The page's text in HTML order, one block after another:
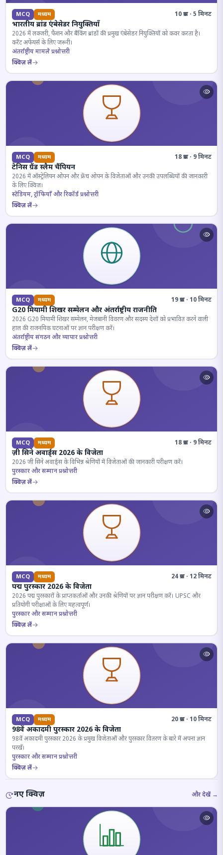
MCQ मध्यम 10 प्रश्न · 5 मिनट
भारतीय ब्रांड एंबेसेडर नियुक्तियाँ
2026 में लक्जरी, फैशन और बैंकिंग ब्रांडों की प्रमुख एंबेसेडर नियुक्तियों को कवर करता है।
करेंट अफेयर्स के लिए जरूरी।
अंतर्राष्ट्रीय मामले प्रश्नोत्तरी
क्विज़ लें
MCQ मध्यम 18 प्रश्न · 9 मिनट
टेनिस ग्रैंड स्लैम चैंपियन
2026 में ऑस्ट्रेलियन ओपन और फ्रेंच ओपन के विजेताओं और उनकी उपलब्धियों की जानकारी
के लिए क्विज़।
स्टेडियम, ट्रॉफियाँ और रिकॉर्ड प्रश्नोत्तरी
क्विज़ लें
MCQ मध्यम 19 प्रश्न · 10 मिनट
G20 मियामी शिखर सम्मेलन और अंतर्राष्ट्रीय राजनीति
2026 G20 मियामी शिखर सम्मेलन, मेजबानी विवरण और सदस्य देशों को प्रभावित करने वाली
हाल की राजनयिक घटनाओं पर ज्ञान परीक्षण करें।
अंतर्राष्ट्रीय संगठन और व्यापार प्रश्नोत्तरी
क्विज़ लें
MCQ मध्यम 18 प्रश्न · 9 मिनट
ज़ी सिने अवार्ड्स 2026 के विजेता
2026 जी सिने अवार्ड्स के विभिन्न श्रेणियों में विजेताओं की जानकारी परीक्षण करें।
पुरस्कार और सम्मान प्रश्नोत्तरी
क्विज़ लें
MCQ मध्यम 24 प्रश्न · 12 मिनट
पद्म पुरस्कार 2026 के विजेता
2026 पद्म पुरस्कारों के प्राप्तकर्ताओं और उनकी श्रेणियों पर ज्ञान परीक्षण करें। UPSC और
प्रतियोगी परीक्षाओं के लिए महत्वपूर्ण।
पुरस्कार और सम्मान प्रश्नोत्तरी
क्विज़ लें
MCQ मध्यम 20 प्रश्न · 10 मिनट
98वें अकादमी पुरस्कार 2026 के विजेता
98वें अकादमी पुरस्कार 2026 के प्रमुख विजेताओं और पुरस्कार वितरण के बारे में अपना ज्ञान
परखें।
पुरस्कार और सम्मान प्रश्नोत्तरी
क्विज़ लें
नए क्विज़ और देखें →